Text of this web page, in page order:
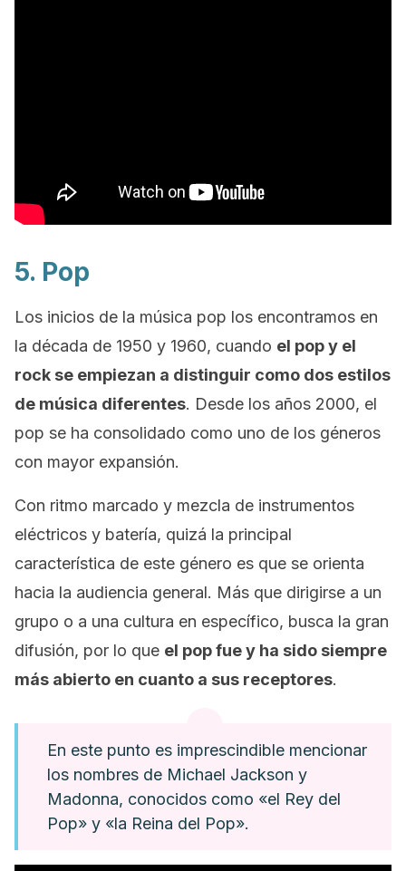
5. Pop
Los inicios de la música pop los encontramos en
la década de 1950 y 1960, cuando el pop y el
rock se empiezan a distinguir como dos estilos
de música diferentes. Desde los años 2000, el
pop se ha consolidado como uno de los géneros
con mayor expansión.
Con ritmo marcado y mezcla de instrumentos
eléctricos y batería, quizá la principal
característica de este género es que se orienta
hacia la audiencia general. Más que dirigirse a un
grupo o a una cultura en específico, busca la gran
difusión, por lo que el pop fue y ha sido siempre
más abierto en cuanto a sus receptores.
En este punto es imprescindible mencionar
los nombres de Michael Jackson y
Madonna, conocidos como «el Rey del
Pop» y «la Reina del Pop».